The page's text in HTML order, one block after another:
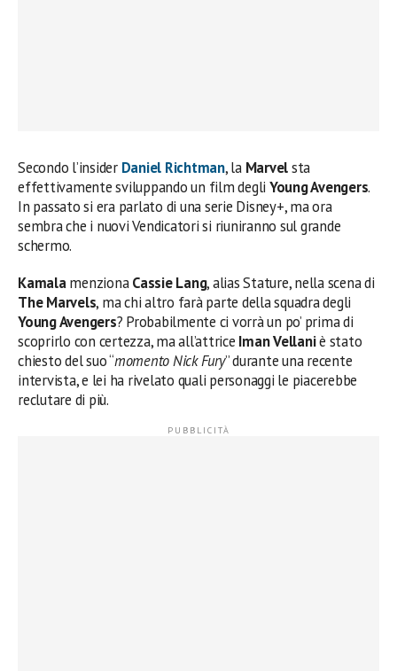
Secondo l’insider Daniel Richtman, la Marvelsta
effettivamente sviluppando un film degli Young Avengers.
In passato si era parlato di una serie Disney+, ma ora
sembra che i nuovi Vendicatori si riuniranno sul grande
schermo.
KamalamenzionaCassie Lang, alias Stature, nella scena di
The Marvels, ma chi altro farà parte della squadra degli
Young Avengers? Probabilmente ci vorrà un po’ prima di
scoprirlo con certezza, ma all’attrice Iman Vellaniè stato
chiesto del suo “momento Nick Fury” durante una recente
intervista, e lei ha rivelato quali personaggi le piacerebbe
reclutare di più.